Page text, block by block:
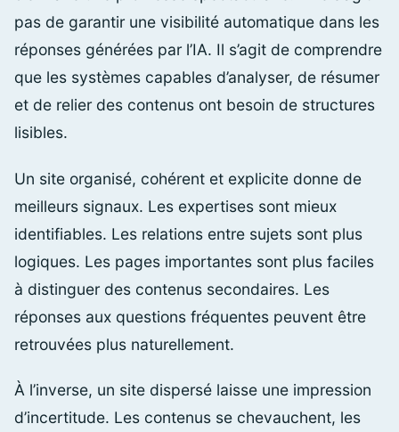
pas de garantir une visibilité automatique dans les
réponses générées par l’IA. Il s’agit de comprendre
que les systèmes capables d’analyser, de résumer
et de relier des contenus ont besoin de structures
lisibles.
Un site organisé, cohérent et explicite donne de
meilleurs signaux. Les expertises sont mieux
identifiables. Les relations entre sujets sont plus
logiques. Les pages importantes sont plus faciles
à distinguer des contenus secondaires. Les
réponses aux questions fréquentes peuvent être
retrouvées plus naturellement.
À l’inverse, un site dispersé laisse une impression
d’incertitude. Les contenus se chevauchent, les